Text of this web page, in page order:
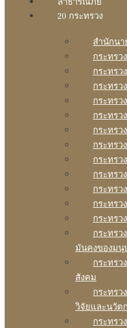
20 กระทรวง
สํานักน
กระทรว
กระทรว
กระทรว
กระทรว
กระทรว
กระทร
กระทรว
กระทรว
กระทรว
กระทรว
กระทรว
กระทรว
กระทร
มันคงของมนุ
กระทรว
สังคม
กระทรว
วิจัยและนวัต
กระทรว